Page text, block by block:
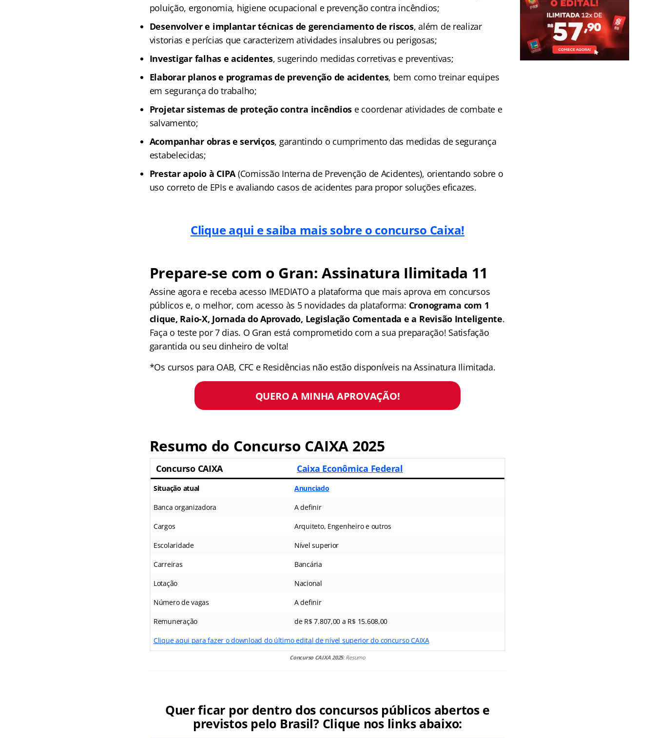
poluição, ergonomia, higiene ocupacional e prevenção contra incêndios;
Desenvolver e implantar técnicas de gerenciamento de riscos, além de realizar
vistorias e perícias que caracterizem atividades insalubres ou perigosas;
Investigar falhas e acidentes, sugerindo medidas corretivas e preventivas;
Elaborar planos e programas de prevenção de acidentes, bem como treinar equipes
em segurança do trabalho;
Projetar sistemas de proteção contra incêndios e coordenar atividades de combate e
salvamento;
Acompanhar obras e serviços, garantindo o cumprimento das medidas de segurança
estabelecidas;
Prestar apoio à CIPA(Comissão Interna de Prevenção de Acidentes), orientando sobre o
uso correto de EPIs e avaliando casos de acidentes para propor soluções eficazes.
Clique aqui e saiba mais sobre o concurso Caixa!
Prepare-se com o Gran: Assinatura Ilimitada 11
Assine agora e receba acesso IMEDIATO a plataforma que mais aprova em concursos
públicos e, o melhor, com acesso às 5 novidades da plataforma: Cronograma com 1
clique, Raio-X, Jornada do Aprovado, Legislação Comentada e a Revisão Inteligente.
Faça o teste por 7 dias. O Gran está comprometido com a sua preparação! Satisfação
garantida ou seu dinheiro de volta!
*Os cursos para OAB, CFC e Residências não estão disponíveis na Assinatura Ilimitada.
QUERO A MINHA APROVAÇÃO!
Resumo do Concurso CAIXA 2025
Concurso CAIXA Caixa Econômica Federal
Situação atual Anunciado
Banca organizadora A definir
Cargos Arquiteto, Engenheiro e outros
Escolaridade Nível superior
Carreiras Bancária
Lotação Nacional
Número de vagas A definir
Remuneração de R$ 7.807,00 a R$ 15.608,00
Clique aqui para fazer o download do último edital de nível superior do concurso CAIXA
Concurso CAIXA 2025: Resumo
Quer ficar por dentro dos concursos públicos abertos e
previstos pelo Brasil? Clique nos links abaixo: